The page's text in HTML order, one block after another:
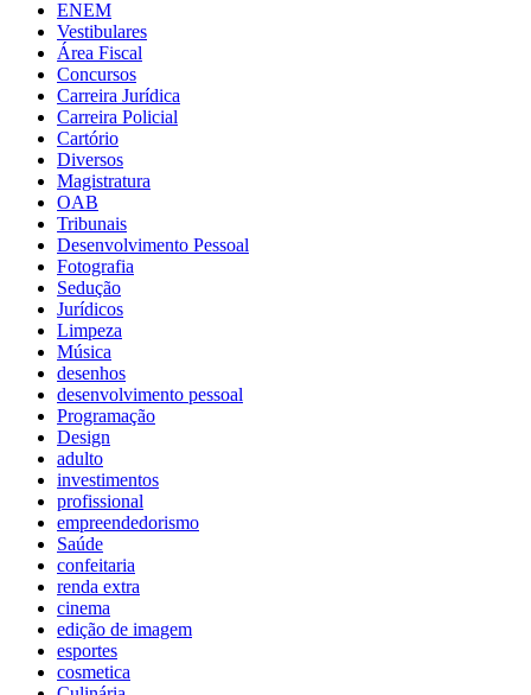
ENEM
Vestibulares
Área Fiscal
Concursos
Carreira Jurídica
Carreira Policial
Cartório
Diversos
Magistratura
OAB
Tribunais
Desenvolvimento Pessoal
Fotografia
Sedução
Jurídicos
Limpeza
Música
desenhos
desenvolvimento pessoal
Programação
Design
adulto
investimentos
profissional
empreendedorismo
Saúde
confeitaria
renda extra
cinema
edição de imagem
esportes
cosmetica